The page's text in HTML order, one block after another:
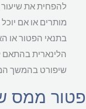
להפחית את שיעור
מותרים או אם
בתנאי הפטור או
הלינארית בהתאם
שיפורט בהמשך
ממס